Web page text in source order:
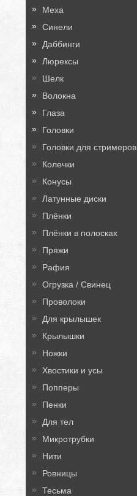
Меха
Синели
Даббинги
Люрексы
Шелк
Волокна
Глаза
Головки
Головки для стримеров
Колечки
Конусы
Латунные диски
Плёнки
Плёнки в полосках
Пряжи
Рафия
Огрузка / Свинец
Проволоки
Для крылышек
Крылышки
Ножки
Хвостики и усы
Попперы
Пенки
Для тел
Микротрубки
Нити
Ровницы
Тесьма